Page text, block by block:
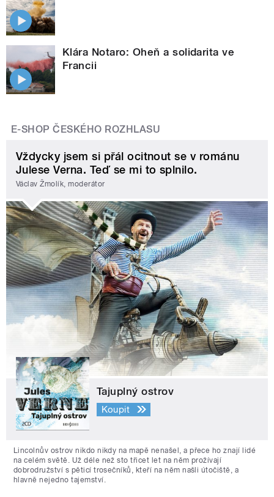
Klára Notaro: Oheň a solidarita ve
Francii
E-SHOP ČESKÉHO ROZHLASU
Vždycky jsem si přál ocitnout se v románu
Julese Verna. Teď se mi to splnilo.
Václav Žmolík, moderátor
Tajuplný ostrov
Koupit
Lincolnův ostrov nikdo nikdy na mapě nenašel, a přece ho znají lidé
na celém světě. Už déle než sto třicet let na něm prožívají
dobrodružství s pěticí trosečníků, kteří na něm našli útočiště, a
hlavně nejedno tajemství.